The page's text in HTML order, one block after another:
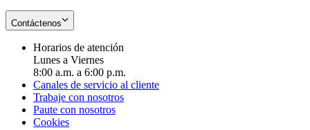
Contáctenos
Horarios de atención
Lunes a Viernes
8:00 a.m. a 6:00 p.m.
Canales de servicio al cliente
Trabaje con nosotros
Paute con nosotros
Cookies